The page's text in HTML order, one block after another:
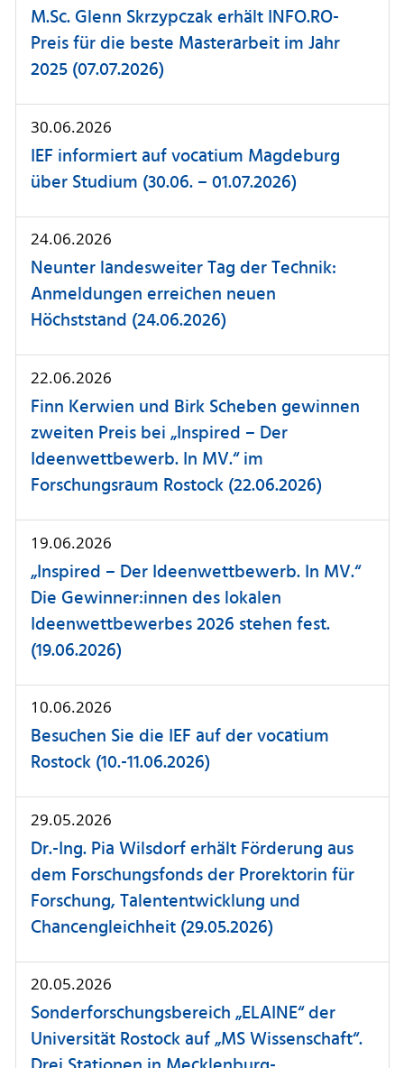
M.Sc. Glenn Skrzypczak erhält INFO.RO-
Preis für die beste Masterarbeit im Jahr
2025 (07.07.2026)
30.06.2026
IEF informiert auf vocatium Magdeburg
über Studium (30.06. – 01.07.2026)
24.06.2026
Neunter landesweiter Tag der Technik:
Anmeldungen erreichen neuen
Höchststand (24.06.2026)
22.06.2026
Finn Kerwien und Birk Scheben gewinnen
zweiten Preis bei „Inspired – Der
Ideenwettbewerb. In MV.“ im
Forschungsraum Rostock (22.06.2026)
19.06.2026
„Inspired – Der Ideenwettbewerb. In MV.“
Die Gewinner:innen des lokalen
Ideenwettbewerbes 2026 stehen fest.
(19.06.2026)
10.06.2026
Besuchen Sie die IEF auf der vocatium
Rostock (10.-11.06.2026)
29.05.2026
Dr.-Ing. Pia Wilsdorf erhält Förderung aus
dem Forschungsfonds der Prorektorin für
Forschung, Talententwicklung und
Chancengleichheit (29.05.2026)
20.05.2026
Sonderforschungsbereich „ELAINE“ der
Universität Rostock auf „MS Wissenschaft“.